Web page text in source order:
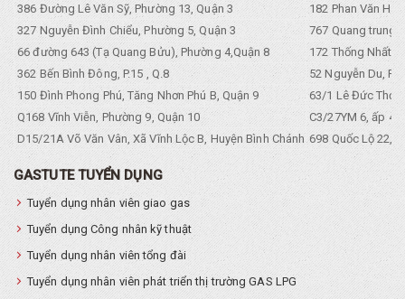
386 Đường Lê Văn Sỹ, Phường 13, Quận 3
182 Phan Văn
327 Nguyễn Đình Chiểu, Phường 5, Quận 3
767 Quang trung,
66 đường 643 (Tạ Quang Bửu), Phường 4,Quận 8
172 Thống Nhất.
362 Bến Bình Đông, P.15 , Q.8
52 Nguyễn Du,
150 Đình Phong Phú, Tăng Nhơn Phú B, Quận 9
63/1 Lê Đức Thọ,
Q168 Vĩnh Viễn, Phường 9, Quận 10
C3/27YM 6, ấp 4,
D15/21A Võ Văn Vân, Xã Vĩnh Lộc B, Huyện Bình Chánh 698 Quốc Lộ 22,
GASTUTE TUYỂN DỤNG
Tuyển dụng nhân viên giao gas
Tuyển dụng Công nhân kỹ thuật
Tuyển dụng nhân viên tổng đài
Tuyển dụng nhân viên phát triển thị trường GAS LPG